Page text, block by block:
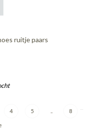
ruitje paars
4 5 8